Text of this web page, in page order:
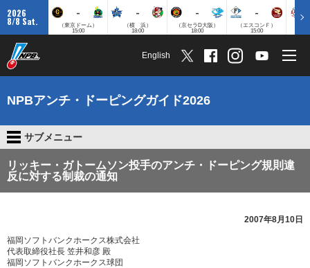
2026
8/8 Sat.
-
（東京ドーム）
15:00
-
（横 浜）
18:00
-
（京セラD大阪）
18:00
-
（エスコンＦ）
15:00
English
NPBアンチ・ドーピングガイド2026
サブメニュー
リッキー・ガトームソン投手のアンチ・ドーピング規則違
反に対する制裁の通知
2007年8月10日
福岡ソフトバンクホークス株式会社
代表取締役社長 笠井和彦 殿
福岡ソフトバンクホークス球団